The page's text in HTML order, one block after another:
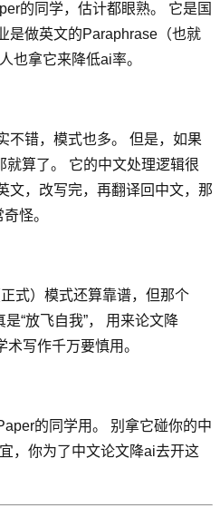
的同学，估计都眼熟。 它是国
是做英文的Paraphrase（也就
也拿它来降低ai率。
不错，模式也多。 但是，如果
算了。 它的中文处理逻辑很
文，改写完，再翻译回中文，那
怪。
式）模式还算靠谱，但那个
“放飞自我”， 用来论文降
写作千万要慎用。
的同学用。 别拿它碰你的中
，你为了中文论文降ai去开这